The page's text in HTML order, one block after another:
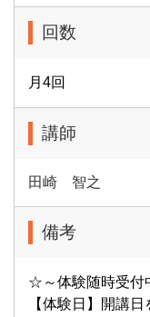
回数
月4回
講師
田崎 智之
備考
☆～体験随時受
【体験日】開講